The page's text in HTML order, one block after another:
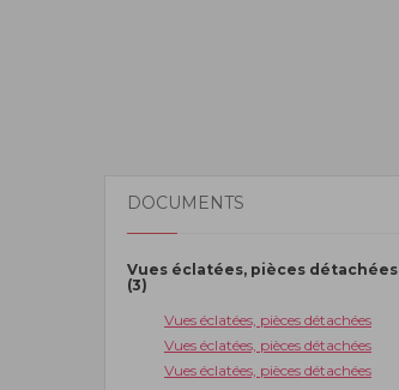
DOCUMENTS
Vues éclatées, pièces détachées
(3)
Vues éclatées, pièces détachées
Vues éclatées, pièces détachées
Vues éclatées, pièces détachées